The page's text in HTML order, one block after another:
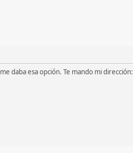
daba esa opción. Te mando mi dirección: